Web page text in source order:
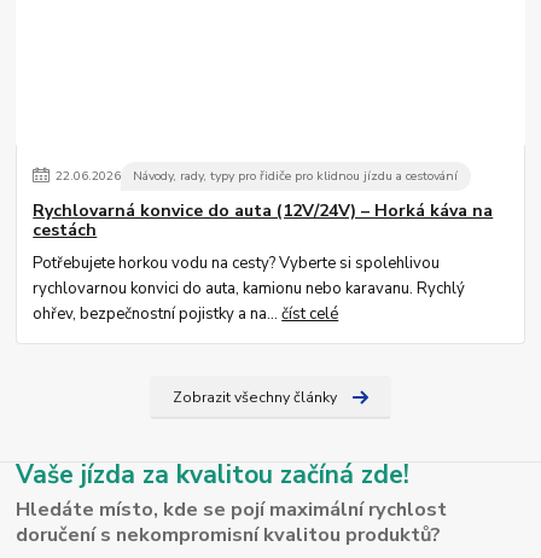
22.06.2026 Návody, rady, typy pro řidiče pro klidnou jízdu a cestování
Rychlovarná konvice do auta (12V/24V) – Horká káva na
cestách
Potřebujete horkou vodu na cesty? Vyberte si spolehlivou
rychlovarnou konvici do auta, kamionu nebo karavanu. Rychlý
ohřev, bezpečnostní pojistky a na...číst celé
Zobrazit všechny články
Vaše jízda za kvalitou začíná zde!
Hledáte místo, kde se pojí maximální rychlost
doručení s nekompromisní kvalitou produktů?